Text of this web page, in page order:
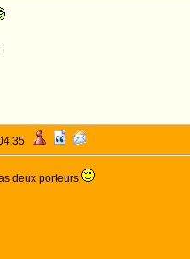
!
deux porteurs